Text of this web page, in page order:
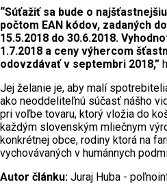
“Súťažiť sa bude o
počtom EAN kódov, zadaných
15.5.2018 do 30.6.2018.
1.7.2018 a ceny výhercom
odovzdávať v septembri 2018,”
Jej želanie je, aby malí
ako neoddeliteľnú súčasť nášho
pri voľbe tovaru, ktorý vložia do
každým slovenským mliečnym
konkrétnej obce, rodiny ktorá na
vychovávaných v humánnych
Autor článku: Juraj Huba -